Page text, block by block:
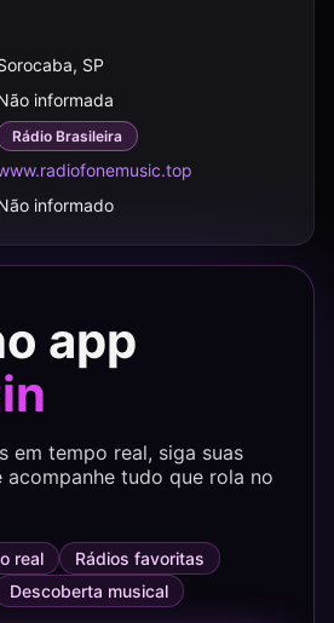
SP
informada
Rádio Brasileira
informado
app
em tempo real, siga suas
tudo que rola no
real
Rádios favoritas
Descoberta musical